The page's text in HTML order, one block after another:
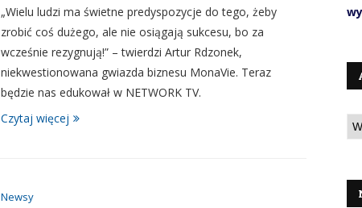
„Wielu ludzi ma świetne predyspozycje do tego, żeby
zrobić coś dużego, ale nie osiągają sukcesu, bo za
wcześnie rezygnują!” – twierdzi Artur Rdzonek,
niekwestionowana gwiazda biznesu MonaVie. Teraz
będzie nas edukował w NETWORK TV.
Czytaj więcej
Newsy